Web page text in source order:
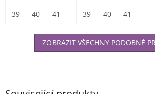
usnadňující práci
39 40 41 39 40 41
ZOBRAZIT VŠECHNY PODOBNÉ